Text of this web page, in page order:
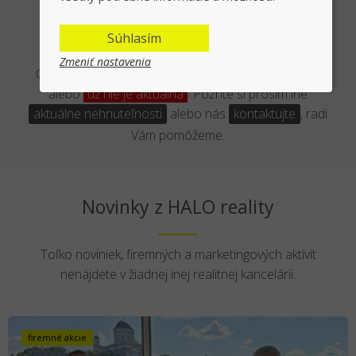
Asi Vás sklameme :-(
Ospravedľňujeme sa, ale daná ponuka
alebo už nie je aktuálna . Pozrite si prosím iné
aktuálne nehnuteľnosti alebo nás kontaktujte , radi
Vám pomôžeme.
Novinky z HALO reality
Toľko noviniek, firemných a marketingových aktivít
nenájdete v žiadnej inej realitnej kancelárii.
firemné akcie
Súhlasím
Zmeniť nastavenia